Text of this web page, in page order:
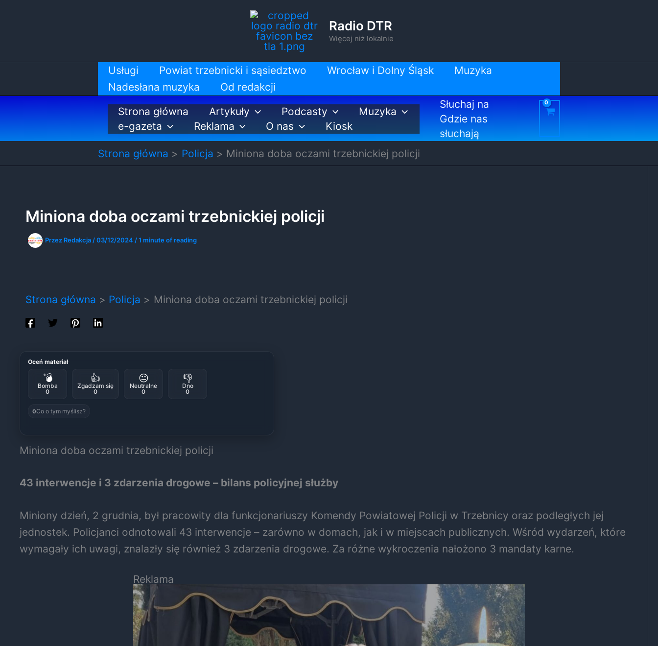
Radio DTR
Więcej niż lokalnie
Usługi Powiat trzebnicki i sąsiedztwo Wrocław i Dolny Śląsk
Muzyka
Nadesłana muzyka
Od redakcji
Strona główna
Artykuły Podcasty
Muzyka
e-gazeta
Reklama O nas Kiosk
Słuchaj na
Gdzie nas
słuchają
Strona główna
Policja Miniona doba oczami trzebnickiej policji
Miniona doba oczami trzebnickiej policji
Przez Redakcja /03/12/2024 /1 minute of reading
Strona główna Policja Miniona doba oczami trzebnickiej policji
Oceń materiał
💣
Bomba
0
👍
Zgadzam się
0
😐
Neutralne
0
👎
Dno
0
0Co o tym myślisz?
Miniona doba oczami trzebnickiej policji
43 interwencje i 3 zdarzenia drogowe – bilans policyjnej służby
Miniony dzień, 2 grudnia, był pracowity dla funkcjonariuszy Komendy Powiatowej Policji w Trzebnicy oraz podległych jej
jednostek. Policjanci odnotowali 43 interwencje – zarówno w domach, jak i w miejscach publicznych. Wśród wydarzeń, które
wymagały ich uwagi, znalazły się również 3 zdarzenia drogowe. Za różne wykroczenia nałożono 3 mandaty karne.
Reklama